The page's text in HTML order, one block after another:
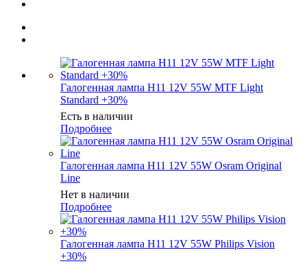
Галогенная лампа H11 12V 55W MTF Light
Standard +30%
Есть в наличии
Подробнее
Галогенная лампа H11 12V 55W Osram Original
Line
Нет в наличии
Подробнее
Галогенная лампа H11 12V 55W Philips Vision
+30%